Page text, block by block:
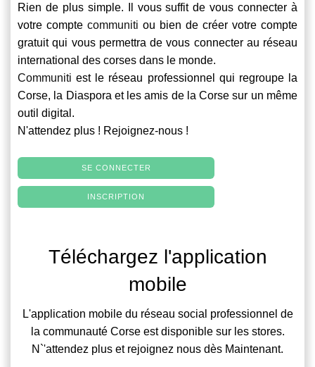
Rien de plus simple. Il vous suffit de vous connecter à
votre compte communiti ou bien de créer votre compte
gratuit qui vous permettra de vous connecter au réseau
international des corses dans le monde.
Communiti est le réseau professionnel qui regroupe la
Corse, la Diaspora et les amis de la Corse sur un même
outil digital.
N'attendez plus ! Rejoignez-nous !
SE CONNECTER
INSCRIPTION
Téléchargez l'application
mobile
L'application mobile du réseau social professionnel de
la communauté Corse est disponible sur les stores.
N`'attendez plus et rejoignez nous dès Maintenant.